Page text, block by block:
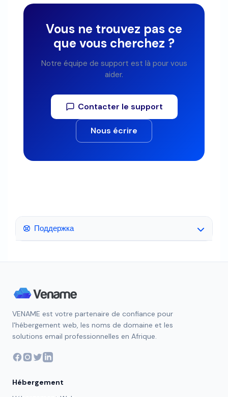
Vous ne trouvez pas ce
que vous cherchez ?
Notre équipe de support est là pour vous
aider.
Contacter le support
Nous écrire
Поддержка
VENAME est votre partenaire de confiance pour
l'hébergement web, les noms de domaine et les
solutions email professionnelles en Afrique.
Hébergement